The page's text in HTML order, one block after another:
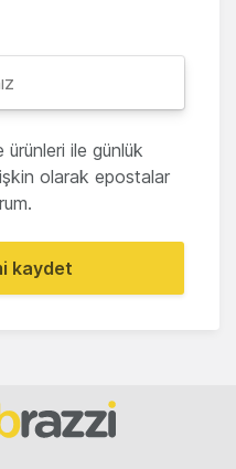
ile günlük
olarak epostalar
kaydet